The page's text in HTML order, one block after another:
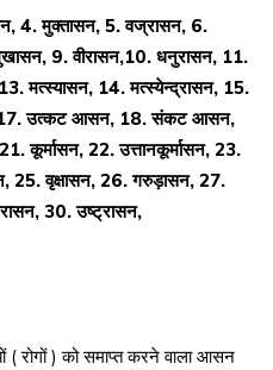
4. मुक्तासन, 5. वज्रासन, 6.
9. वीरासन,10. धनुरासन, 11.
मत्स्यासन, 14. मत्स्येन्द्रासन, 15.
17. उत्कट आसन, 18. संकट आसन,
कूर्मासन, 22. उत्तानकूर्मासन, 23.
25. वृक्षासन, 26. गरुड़ासन, 27.
30. उष्ट्रासन,
( रोगों ) को समाप्त करने वाला आसन